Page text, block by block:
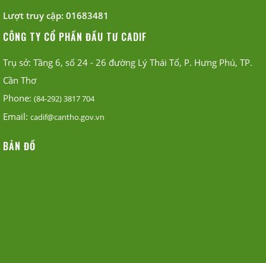
Lượt truy cập: 01683481
CÔNG TY CỔ PHẦN ĐẦU TƯ CADIF
Trụ sở: Tầng 6, số 24 - 26 đường Lý Thái Tổ, P. Hưng Phú, TP.
Cần Thơ
Phone: (84-292) 3817 704
Email: cadif@cantho.gov.vn
BẢN ĐỒ